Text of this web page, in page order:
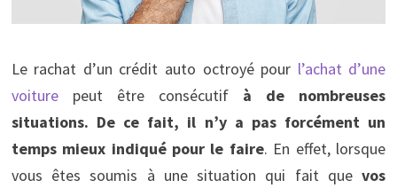
Le rachat d’un crédit auto octroyé pour l’achat d’une
voiturepeut être consécutif à de nombreuses
situations. De ce fait, il n’y a pas forcément un
temps mieux indiqué pour le faire. En effet, lorsque
vous êtes soumis à une situation qui fait quevos